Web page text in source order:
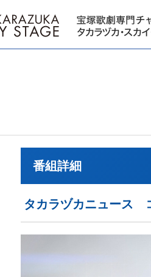
番組詳細
タカラヅカニュース